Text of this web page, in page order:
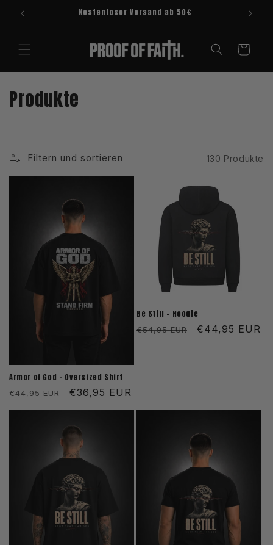
zum
Kostenloser Versand ab 50€
Warenkorb
K
e
Produkte
Filtern und sortieren 130 Produkte
Armor of God - Oversized Shirt
Normaler
Preis
€44,95 EUR Verkaufspreis
€36,95 EUR
Be Still - Hoodie
Normaler
€54,95 EUR Verkaufspreis
€44,95 EUR